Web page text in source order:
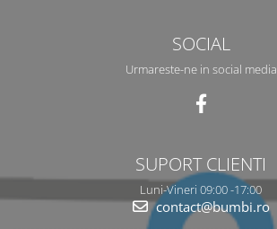
SOCIAL
Urmareste-ne in social media
SUPORT CLIENTI
Luni-Vineri 09:00 -17:00
contact@bumbi.ro